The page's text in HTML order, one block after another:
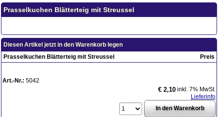
Prasselkuchen Blätterteig mit Streussel
Diesen Artikel jetzt in den Warenkorb legen
Prasselkuchen Blätterteig mit Streussel
Preis
Art.-Nr.: 5042
€ 2,10 inkl. 7% MwSt.
Lieferinfo